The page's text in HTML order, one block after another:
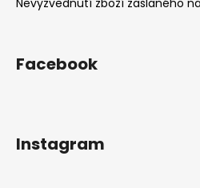
Facebook
Instagram